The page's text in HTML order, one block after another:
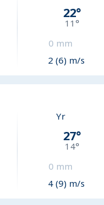
22°
11°
0 mm
2 (6) m/s
Yr
27°
14°
0 mm
4 (9) m/s